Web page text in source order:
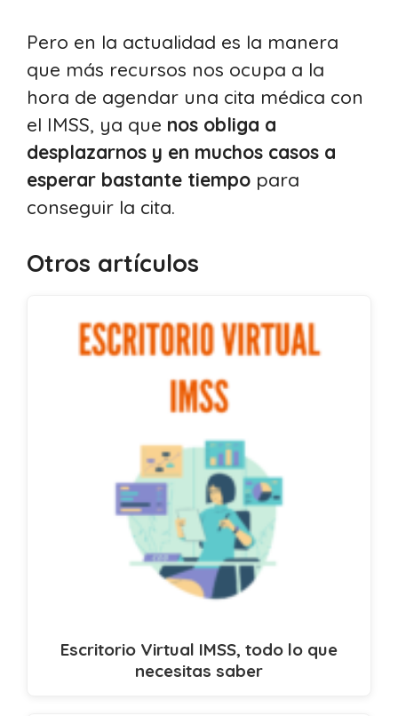
Pero en la actualidad es la manera
que más recursos nos ocupa a la
hora de agendar una cita médica con
el IMSS, ya que nos obliga a
desplazarnos y en muchos casos a
esperar bastante tiempo para
conseguir la cita.
Otros artículos
Escritorio Virtual IMSS, todo lo que
necesitas saber